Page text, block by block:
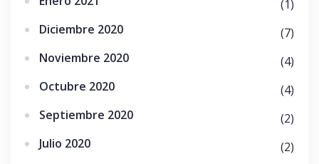
(1)
Diciembre 2020
(7)
Noviembre 2020
(4)
Octubre 2020
(4)
Septiembre 2020
(2)
Julio 2020
(2)